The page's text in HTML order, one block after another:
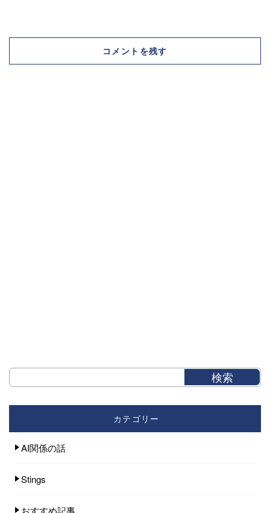
コメントを残す
カテゴリー
AI関係の話
Stings
おすすめ記事